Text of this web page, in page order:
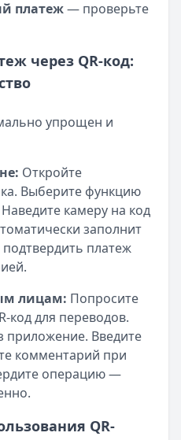
платеж— проверьте
через QR-код:
упрощен и
Откройте
Выберите функцию
камеру на код
заполнит
платеж
лицам: Попросите
код для переводов.
приложение. Введите
комментарий при
операцию —
QR-